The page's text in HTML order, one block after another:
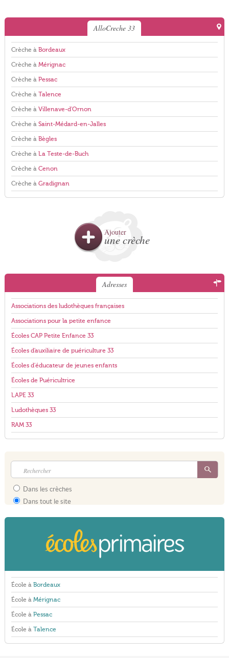
AlloCreche 33
Crèche à Bordeaux
Crèche à Mérignac
Crèche à Pessac
Crèche à Talence
Crèche à Villenave-d'Ornon
Crèche à Saint-Médard-en-Jalles
Crèche à Bègles
Crèche à La Teste-de-Buch
Crèche à Cenon
Crèche à Gradignan
Ajouter
une crèche
Adresses
Associations des ludothèques françaises
Associations pour la petite enfance
Écoles CAP Petite Enfance 33
Écoles d'auxiliaire de puériculture 33
Écoles d'éducateur de jeunes enfants
Écoles de Puéricultrice
LAPE 33
Ludothèques 33
RAM 33
Dans les crèches
Dans tout le site
École à Bordeaux
École à Mérignac
École à Pessac
École à Talence